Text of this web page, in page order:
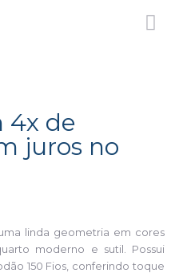
4x de
juros no
linda geometria em cores
moderno e sutil. Possui
150 Fios, conferindo toque